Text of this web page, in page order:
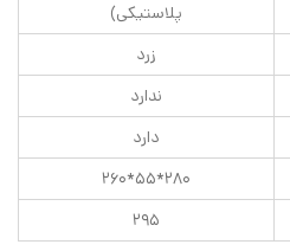
پلاستیکی)
زرد
ندارد
دارد
۲۸۰*۵۵*۲۶۰
۲۹۵